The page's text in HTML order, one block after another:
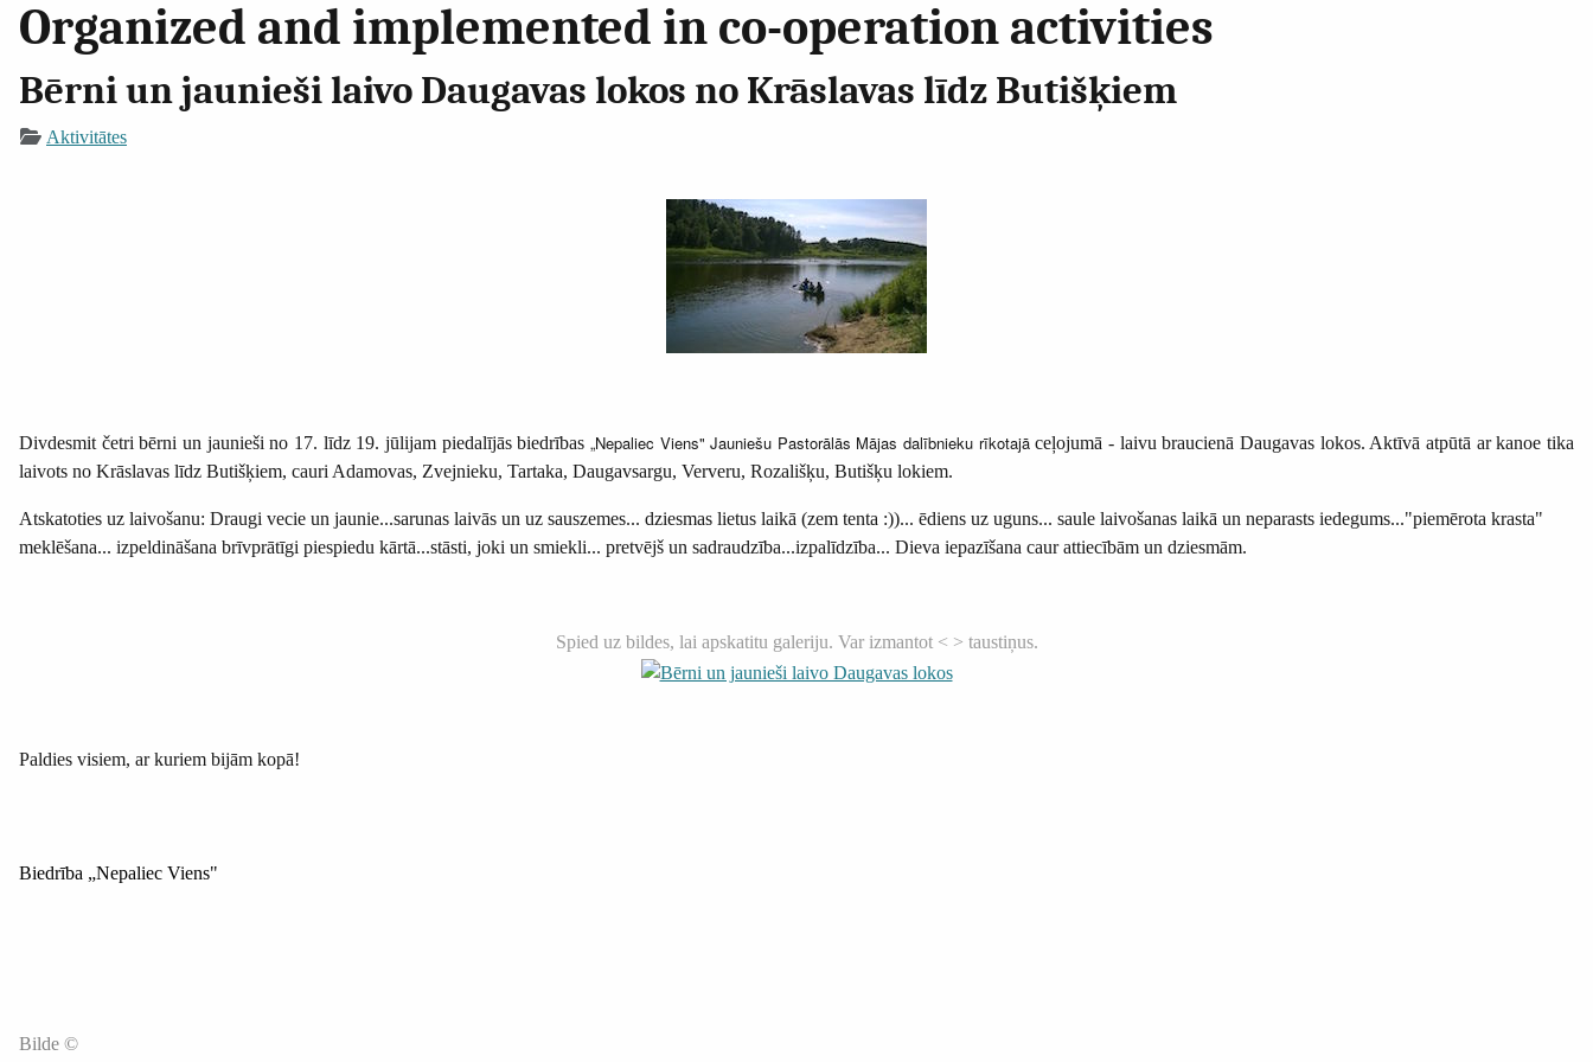
Organized and implemented in co-operation activities
Bērni un jaunieši laivo Daugavas lokos no Krāslavas līdz Butišķiem
Aktivitātes
Divdesmit četri bērni un jaunieši no 17. līdz 19. jūlijam piedalījās biedrības „Nepaliec Viens" Jauniešu Pastorālās Mājas dalībnieku rīkotajāceļojumā - laivu braucienā Daugavas lokos. Aktīvā atpūtā ar kanoe tika
laivots no Krāslavas līdz Butišķiem, cauri Adamovas, Zvejnieku, Tartaka, Daugavsargu, Ververu, Rozališķu, Butišķu lokiem.
Atskatoties uz laivošanu: Draugi vecie un jaunie...sarunas laivās un uz sauszemes... dziesmas lietus laikā (zem tenta :))... ēdiens uz uguns... saule laivošanas laikā un neparasts iedegums..."piemērota krasta"
meklēšana... izpeldināšana brīvprātīgi piespiedu kārtā...stāsti, joki un smiekli... pretvējš un sadraudzība...izpalīdzība... Dieva iepazīšana caur attiecībām un dziesmām.
Spied uz bildes, lai apskatitu galeriju. Var izmantot < > taustiņus.
Paldies visiem, ar kuriem bijām kopā!
Biedrība „Nepaliec Viens"
Bilde ©